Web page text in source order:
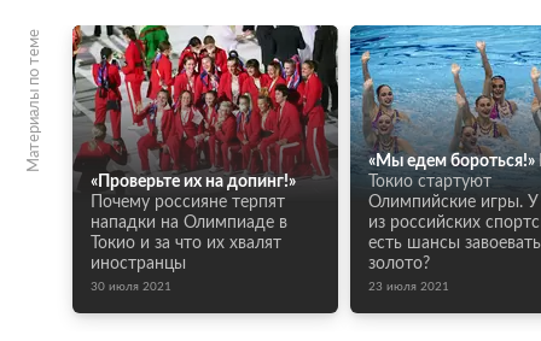
Материалы по теме
«Проверьте их на допинг!»
Почему россияне терпят
нападки на Олимпиаде в
Токио и за что их хвалят
иностранцы
30 июля 2021
«Мы едем бороться!»
Токио стартуют
Олимпийские игры. У
из российских
есть шансы завоевать
золото?
23 июля 2021